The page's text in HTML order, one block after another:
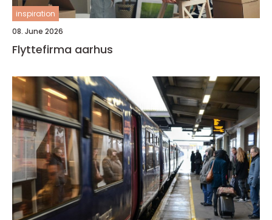
inspiration
08. June 2026
Flyttefirma aarhus